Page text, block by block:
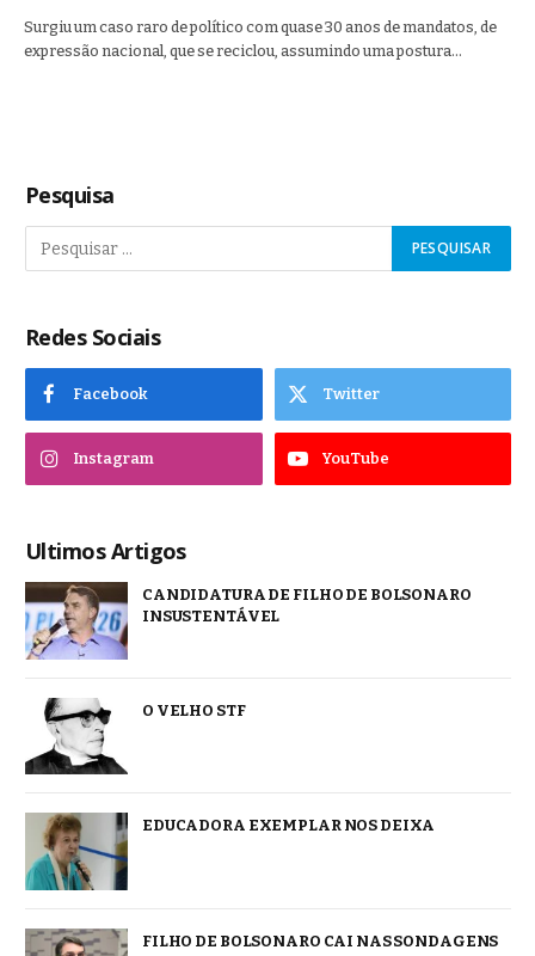
Surgiu um caso raro de político com quase 30 anos de mandatos, de
expressão nacional, que se reciclou, assumindo uma postura…
Pesquisa
Redes Sociais
Facebook Twitter
Instagram YouTube
Ultimos Artigos
CANDIDATURA DE FILHO DE BOLSONARO
INSUSTENTÁVEL
O VELHO STF
EDUCADORA EXEMPLAR NOS DEIXA
FILHO DE BOLSONARO CAI NAS SONDAGENS